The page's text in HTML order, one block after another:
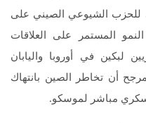
للحزب الشيوعي الصيني على
المستمر على العلاقات
لبكين في أوروبا واليابان
أن تخاطر الصين بانتهاك
مباشر لموسكو.